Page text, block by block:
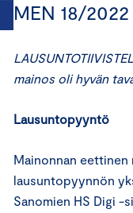
MEN 18/
mainos oli hyvän
Lausuntopyyntö
Mainonnan
lausuntopyynnön
Sanomien HS Digi -